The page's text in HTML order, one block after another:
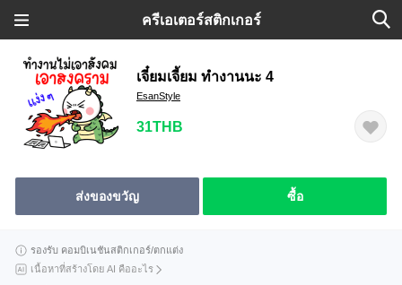
ครีเอเตอร์สติกเกอร์
เจี๋ยมเจี้ยม ทำงานนะ 4
EsanStyle
31THB
ส่งของขวัญ ซื้อ
รองรับ คอมบิเนชันสติกเกอร์/ตกแต่ง
เนื้อหาที่สร้างโดย AI คืออะไร